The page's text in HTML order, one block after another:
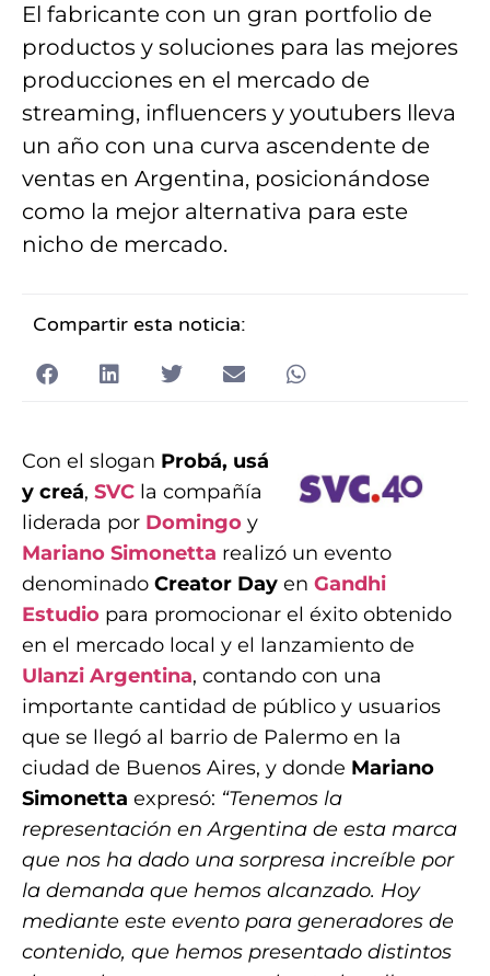
El fabricante con un gran portfolio de
productos y soluciones para las mejores
producciones en el mercado de
streaming, influencers y youtubers lleva
un año con una curva ascendente de
ventas en Argentina, posicionándose
como la mejor alternativa para este
nicho de mercado.
Compartir esta noticia:
Con el slogan Probá, usá
y creá, SVC la compañía
liderada por Domingo y
Mariano Simonetta realizó un evento
denominado Creator Day en Gandhi
Estudio para promocionar el éxito obtenido
en el mercado local y el lanzamiento de
Ulanzi Argentina, contando con una
importante cantidad de público y usuarios
que se llegó al barrio de Palermo en la
ciudad de Buenos Aires, y donde Mariano
Simonetta expresó: “Tenemos la
representación en Argentina de esta marca
que nos ha dado una sorpresa increíble por
la demanda que hemos alcanzado. Hoy
mediante este evento para generadores de
contenido, que hemos presentado distintos